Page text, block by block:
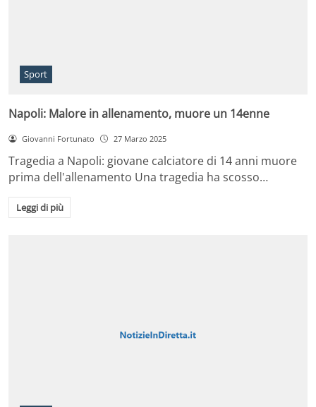
Sport
Napoli: Malore in allenamento, muore un 14enne
Giovanni Fortunato 27 Marzo 2025
Tragedia a Napoli: giovane calciatore di 14 anni muore
prima dell'allenamento Una tragedia ha scosso…
Leggi di più